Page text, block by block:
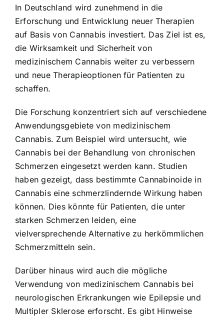
In Deutschland wird zunehmend in die
Erforschung und Entwicklung neuer Therapien
auf Basis von Cannabis investiert. Das Ziel ist es,
die Wirksamkeit und Sicherheit von
medizinischem Cannabis weiter zu verbessern
und neue Therapieoptionen für Patienten zu
schaffen.
Die Forschung konzentriert sich auf verschiedene
Anwendungsgebiete von medizinischem
Cannabis. Zum Beispiel wird untersucht, wie
Cannabis bei der Behandlung von chronischen
Schmerzen eingesetzt werden kann. Studien
haben gezeigt, dass bestimmte Cannabinoide in
Cannabis eine schmerzlindernde Wirkung haben
können. Dies könnte für Patienten, die unter
starken Schmerzen leiden, eine
vielversprechende Alternative zu herkömmlichen
Schmerzmitteln sein.
Darüber hinaus wird auch die mögliche
Verwendung von medizinischem Cannabis bei
neurologischen Erkrankungen wie Epilepsie und
Multipler Sklerose erforscht. Es gibt Hinweise